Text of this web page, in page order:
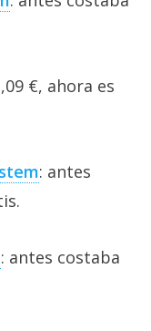
€, ahora es
: antes
: antes costaba